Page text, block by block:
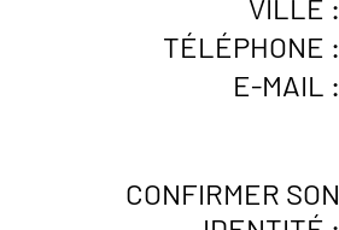
VILLE :
TÉLÉPHONE :
E-MAIL :
CONFIRMER SON